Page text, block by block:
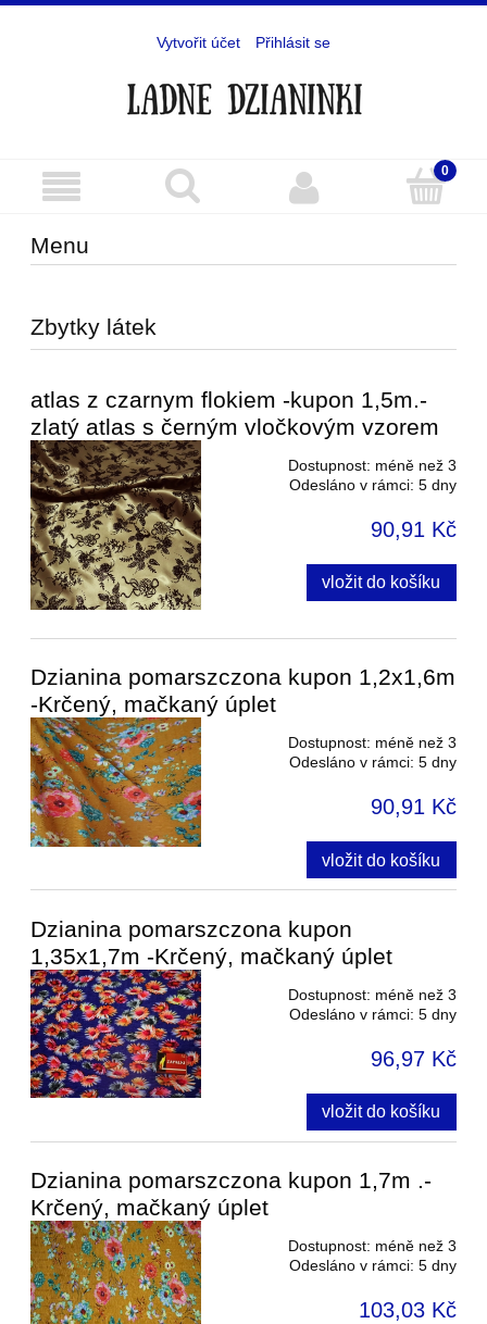
Vytvořit účet Přihlásit se
Menu
Zbytky látek
atlas z czarnym flokiem -kupon 1,5m.-
zlatý atlas s černým vločkovým vzorem
Dostupnost: méně než 3
Odesláno v rámci: 5 dny
90,91 Kč
vložit do košíku
Dzianina pomarszczona kupon 1,2x1,6m
-Krčený, mačkaný úplet
Dostupnost: méně než 3
Odesláno v rámci: 5 dny
90,91 Kč
vložit do košíku
Dzianina pomarszczona kupon
1,35x1,7m -Krčený, mačkaný úplet
Dostupnost: méně než 3
Odesláno v rámci: 5 dny
96,97 Kč
vložit do košíku
Dzianina pomarszczona kupon 1,7m .-
Krčený, mačkaný úplet
Dostupnost: méně než 3
Odesláno v rámci: 5 dny
103,03 Kč